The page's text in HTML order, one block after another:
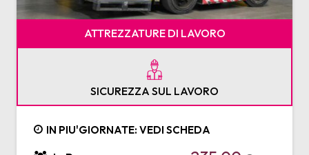
ATTREZZATURE DI LAVORO
SICUREZZA SUL LAVORO
IN PIU'GIORNATE: VEDI SCHEDA